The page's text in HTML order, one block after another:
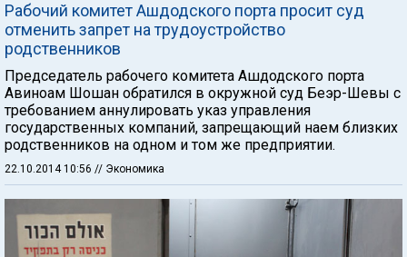
Рабочий комитет Ашдодского порта просит суд
отменить запрет на трудоустройство
родственников
Председатель рабочего комитета Ашдодского порта
Авиноам Шошан обратился в окружной суд Беэр-Шевы с
требованием аннулировать указ управления
государственных компаний, запрещающий наем близких
родственников на одном и том же предприятии.
22.10.2014 10:56 // Экономика